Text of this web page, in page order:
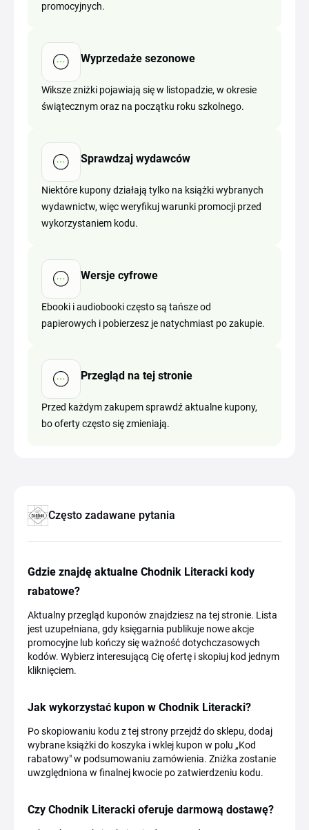
promocyjnych.
Wyprzedaże sezonowe
Wiksze zniżki pojawiają się w listopadzie, w okresie
świątecznym oraz na początku roku szkolnego.
Sprawdzaj wydawców
Niektóre kupony działają tylko na książki wybranych
wydawnictw, więc weryfikuj warunki promocji przed
wykorzystaniem kodu.
Wersje cyfrowe
Ebooki i audiobooki często są tańsze od
papierowych i pobierzesz je natychmiast po zakupie.
Przegląd na tej stronie
Przed każdym zakupem sprawdź aktualne kupony,
bo oferty często się zmieniają.
Często zadawane pytania
Gdzie znajdę aktualne Chodnik Literacki kody
rabatowe?
Aktualny przegląd kuponów znajdziesz na tej stronie. Lista
jest uzupełniana, gdy księgarnia publikuje nowe akcje
promocyjne lub kończy się ważność dotychczasowych
kodów. Wybierz interesującą Cię ofertę i skopiuj kod jednym
kliknięciem.
Jak wykorzystać kupon w Chodnik Literacki?
Po skopiowaniu kodu z tej strony przejdź do sklepu, dodaj
wybrane książki do koszyka i wklej kupon w polu „Kod
rabatowy" w podsumowaniu zamówienia. Zniżka zostanie
uwzględniona w finalnej kwocie po zatwierdzeniu kodu.
Czy Chodnik Literacki oferuje darmową dostawę?